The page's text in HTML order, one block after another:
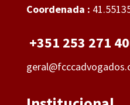
Coordenada :
+351 253 271